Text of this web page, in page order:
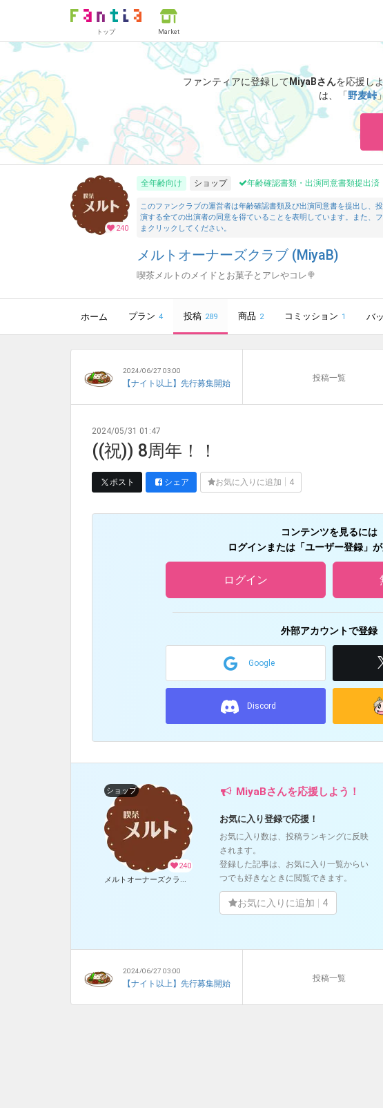
トップ Market
ファンティアに登録してMiyaBさんを応援し
は、「野麦峠
240
全年齢向け ショップ 年齢確認書類・出演同意書類提出済
このファンクラブの運営者は年齢確認書類及び出演同意書を提出し、
演する全ての出演者の同意を得ていることを表明しています。また、
まクリックしてください。
メルトオーナーズクラブ (MiyaB)
喫茶メルトのメイドとお菓子とアレやコレ🍭
ホーム プラン 4 投稿 289 商品 2 コミッション 1 バ
2024/06/27 03:00
【ナイト以上】先行募集開始
投稿一覧
2024/05/31 01:47
((祝)) 8周年！！
ポスト シェア お気に入りに追加 4
コンテンツを見るには
ログインまたは「ユーザー登録」が
ログイン
外部アカウントで登録
Google
Discord
240
ショップ
メルトオーナーズクラブ (MiyaB)
MiyaBさんを応援しよう！
お気に入り登録で応援！
お気に入り数は、投稿ランキングに反映
されます。
登録した記事は、お気に入り一覧からい
つでも好きなときに閲覧できます。
お気に入りに追加 4
2024/06/27 03:00
【ナイト以上】先行募集開始
投稿一覧